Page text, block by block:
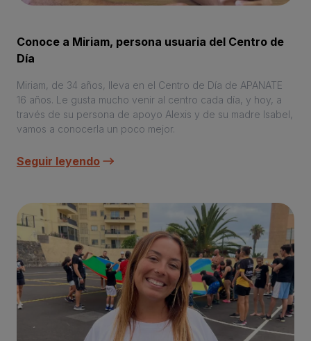
Conoce a Miriam, persona usuaria del Centro de
Día
Miriam, de 34 años, lleva en el Centro de Día de APANATE
16 años. Le gusta mucho venir al centro cada día, y hoy, a
través de su persona de apoyo Alexis y de su madre Isabel,
vamos a conocerla un poco mejor.
Seguir leyendo